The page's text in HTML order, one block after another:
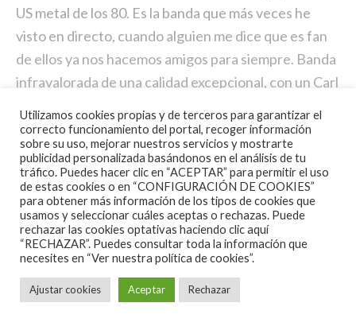
US metal de los 80. Es la banda que más veces he
visto en directo, cuando alguien me dice que es fan
de ellos ya nos hacemos amigos para siempre. Banda
infravalorada de una calidad excepcional, con un Carl
Cuando vienen a España meten a 50 personas, en
serio ¿qué le pasa a la gente? Si te gusta el metal
Vicious Rumors son deberes obligatorios.
8. In Solitude ‘Sister’: La mejor banda de finales de
los 2000, cinco chavales de Uppsala revolucionaron
la escena con un heavy metal oscuro y una puesta en
escena única. Eran los Ramones del rock tenebroso.
‘Sister’ fue su disco, los chavales habían crecido y
Utilizamos cookies propias y de terceros para garantizar el
correcto funcionamiento del portal, recoger información
sobre su uso, mejorar nuestros servicios y mostrarte
publicidad personalizada basándonos en el análisis de tu
tráfico. Puedes hacer clic en “ACEPTAR” para permitir el uso
de estas cookies o en “CONFIGURACIÓN DE COOKIES”
para obtener más información de los tipos de cookies que
usamos y seleccionar cuáles aceptas o rechazas. Puede
rechazar las cookies optativas haciendo clic aquí
“RECHAZAR”. Puedes consultar toda la información que
necesites en “Ver nuestra política de cookies”.
Ajustar cookies Aceptar Rechazar